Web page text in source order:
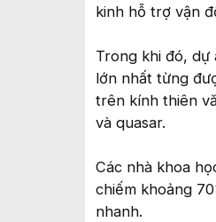
kinh hỗ trợ vận
Trong khi đó, dự
lớn nhất từng
trên kính thiên
và quasar.
Các nhà khoa
chiếm khoảng
nhanh.